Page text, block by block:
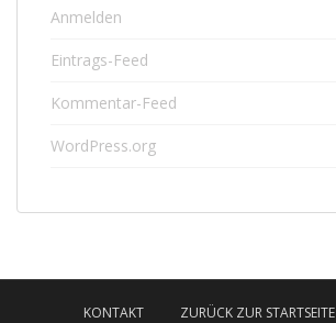
Anmelden
Eintrags-Feed
Kommentar-Feed
WordPress.org
KONTAKT ZURÜCK ZUR STARTSEITE